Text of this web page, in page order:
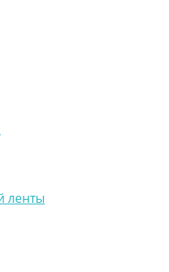
ленты